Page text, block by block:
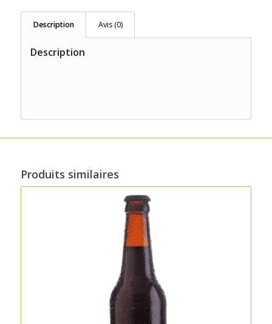
Description Avis (0)
Description
Produits similaires